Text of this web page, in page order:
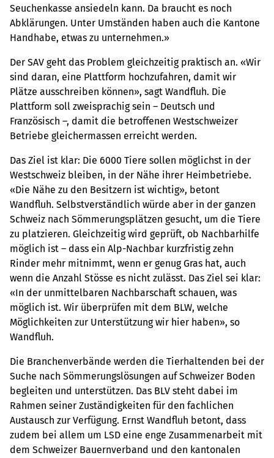
Seuchenkasse ansiedeln kann. Da braucht es noch
Abklärungen. Unter Umständen haben auch die Kantone
Handhabe, etwas zu unternehmen.»
Der SAV geht das Problem gleichzeitig praktisch an. «Wir
sind daran, eine Plattform hochzufahren, damit wir
Plätze ausschreiben können», sagt Wandfluh. Die
Plattform soll zweisprachig sein – Deutsch und
Französisch –, damit die betroffenen Westschweizer
Betriebe gleichermassen erreicht werden.
Das Ziel ist klar: Die 6000 Tiere sollen möglichst in der
Westschweiz bleiben, in der Nähe ihrer Heimbetriebe.
«Die Nähe zu den Besitzern ist wichtig», betont
Wandfluh. Selbstverständlich würde aber in der ganzen
Schweiz nach Sömmerungsplätzen gesucht, um die Tiere
zu platzieren. Gleichzeitig wird geprüft, ob Nachbarhilfe
möglich ist – dass ein Alp-Nachbar kurzfristig zehn
Rinder mehr mitnimmt, wenn er genug Gras hat, auch
wenn die Anzahl Stösse es nicht zulässt. Das Ziel sei klar:
«In der unmittelbaren Nachbarschaft schauen, was
möglich ist. Wir überprüfen mit dem BLW, welche
Möglichkeiten zur Unterstützung wir hier haben», so
Wandfluh.
Die Branchenverbände werden die Tierhaltenden bei der
Suche nach Sömmerungslösungen auf Schweizer Boden
begleiten und unterstützen. Das BLV steht dabei im
Rahmen seiner Zuständigkeiten für den fachlichen
Austausch zur Verfügung. Ernst Wandfluh betont, dass
zudem bei allem um LSD eine enge Zusammenarbeit mit
dem Schweizer Bauernverband und den kantonalen